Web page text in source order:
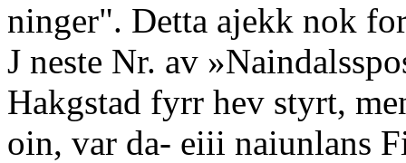
ninger". Detta ajekk nok
J neste Nr. av
Hakgstad fyrr hev styrt,
oin, var da- eiii naiunlans